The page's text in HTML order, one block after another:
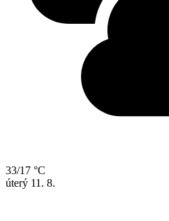
33/17 °C
úterý 11. 8.